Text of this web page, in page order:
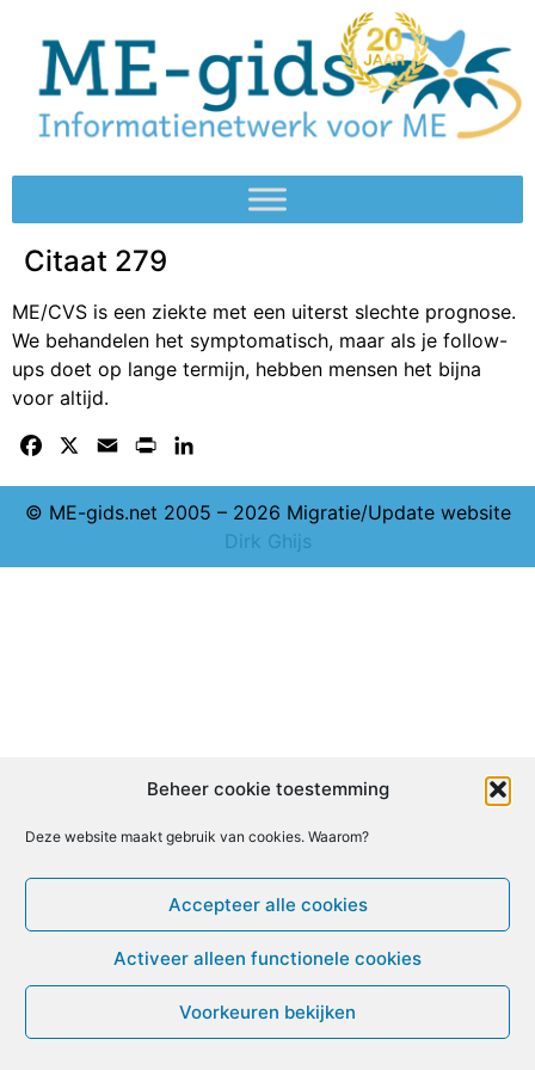
Beheer cookie toestemming
Deze website maakt gebruik van cookies. Waarom?
Accepteer alle cookies
Activeer alleen functionele cookies
Voorkeuren bekijken
Citaat 279
ME/CVS is een ziekte met een uiterst slechte prognose.
We behandelen het symptomatisch, maar als je follow-
ups doet op lange termijn, hebben mensen het bijna
voor altijd.
Facebook Email Print
© ME-gids.net 2005 – 2026 Migratie/Update website
Dirk Ghijs